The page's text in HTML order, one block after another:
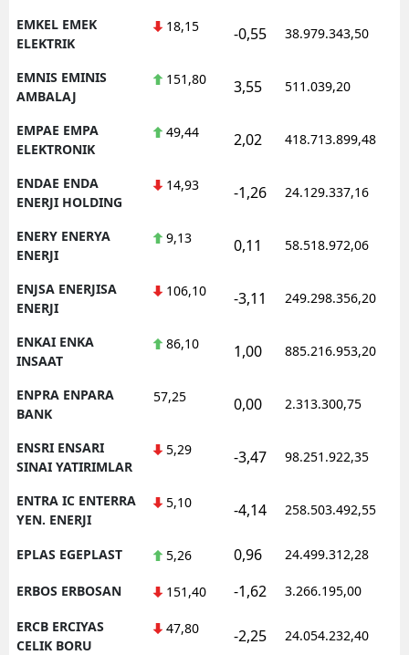
EMKEL EMEK
ELEKTRIK
18,15 -0,55 38.979.343,50
EMNIS EMINIS
AMBALAJ
151,80 3,55 511.039,20
EMPAE EMPA
ELEKTRONIK
49,44 2,02 418.713.899,48
ENDAE ENDA
ENERJI HOLDING
14,93 -1,26 24.129.337,16
ENERY ENERYA
ENERJI
9,13 0,11 58.518.972,06
ENJSA ENERJISA
ENERJI
106,10 -3,11 249.298.356,20
ENKAI ENKA
INSAAT
86,10 1,00 885.216.953,20
ENPRA ENPARA
BANK
57,25 0,00 2.313.300,75
ENSRI ENSARI
SINAI YATIRIMLAR
5,29 -3,47 98.251.922,35
ENTRA IC ENTERRA
YEN. ENERJI
5,10 -4,14 258.503.492,55
EPLAS EGEPLAST 5,26 0,96 24.499.312,28
ERBOS ERBOSAN 151,40 -1,62 3.266.195,00
ERCB ERCIYAS
CELIK BORU
47,80 -2,25 24.054.232,40